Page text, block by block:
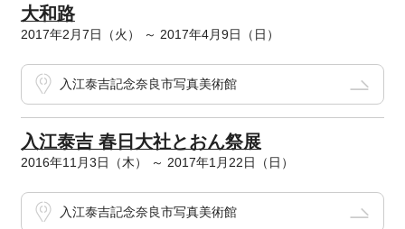
大和路
2017年2月7日（火） ～ 2017年4月9日（日）
入江泰吉記念奈良市写真美術館
入江泰吉 春日大社とおん祭展
2016年11月3日（木） ～ 2017年1月22日（日）
入江泰吉記念奈良市写真美術館